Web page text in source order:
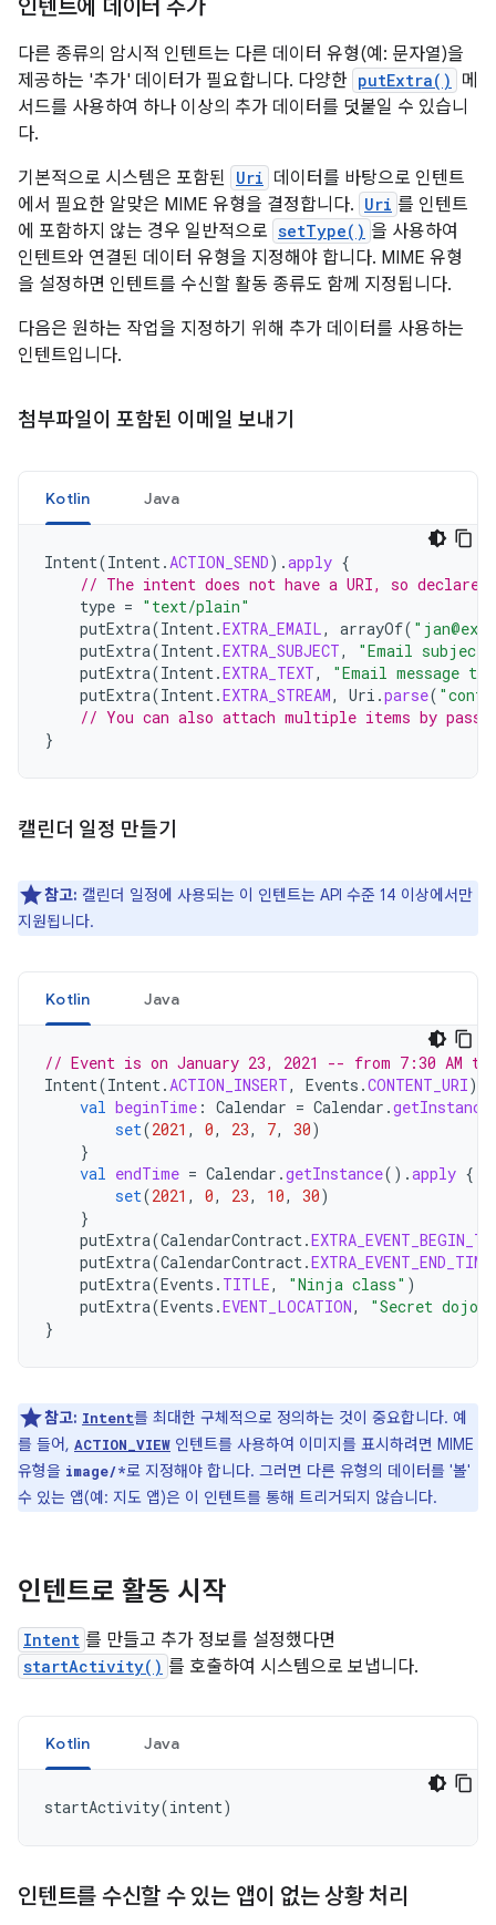
인텐트에 데이터 추가
다른 종류의 암시적 인텐트는 다른 데이터 유형(예: 문자열)을
제공하는 '추가' 데이터가 필요합니다. 다양한 putExtra()
메
서드를 사용하여 하나 이상의 추가 데이터를 덧붙일 수 있습니
다.
기본적으로 시스템은 포함된 Uri 데이터를 바탕으로 인텐트
에서 필요한 알맞은 MIME 유형을 결정합니다. Uri 를 인텐트
에 포함하지 않는 경우 일반적으로 setType() 을 사용하여
인텐트와 연결된 데이터 유형을 지정해야 합니다. MIME 유형
을 설정하면 인텐트를 수신할 활동 종류도 함께 지정됩니다.
다음은 원하는 작업을 지정하기 위해 추가 데이터를 사용하는
인텐트입니다.
첨부파일이 포함된 이메일 보내기
Kotlin Java
Intent(Intent.ACTION_SEND).apply {
// The intent does not have a URI, so declare
type = "text/plain"
putExtra(Intent.EXTRA_EMAIL, arrayOf(
putExtra(Intent.EXTRA_SUBJECT, "Email subject"
putExtra(Intent.EXTRA_TEXT,
"Email message
putExtra(Intent.EXTRA_STREAM, Uri .parse(
// You can also attach multiple items by
}
캘린더 일정 만들기
참고: 캘린더 일정에 사용되는 이 인텐트는 API 수준 14 이상에서만
지원됩니다.
Kotlin Java
// Event is on January 23, 2021 -- from 7:30 AM to
Intent(Intent.ACTION_INSERT, Events .CONTENT_URI).
val beginTime : Calendar = Calendar .getInstance
set(2021 , 0, 23, 7, 30)
}
val endTime = Calendar .getInstance().apply {
set(2021 , 0, 23, 10, 30)
}
putExtra(CalendarContract.
putExtra(CalendarContract.EXTRA_EVENT_END_TIME
putExtra(Events . TITLE, "Ninja class" )
putExtra(Events .EVENT_LOCATION, "Secret dojo"
}
참고: Intent를 최대한 구체적으로 정의하는 것이 중요합니다. 예
를 들어, ACTION_VIEW 인텐트를 사용하여 이미지를 표시하려면 MIME
유형을 image/*로 지정해야 합니다. 그러면 다른 유형의 데이터를 '볼'
수 있는 앱(예: 지도 앱)은 이 인텐트를 통해 트리거되지 않습니다.
인텐트로 활동 시작
Intent 를 만들고 추가 정보를 설정했다면
startActivity() 를 호출하여 시스템으로 보냅니다.
Kotlin Java
startActivity(intent)
인텐트를 수신할 수 있는 앱이 없는 상황 처리